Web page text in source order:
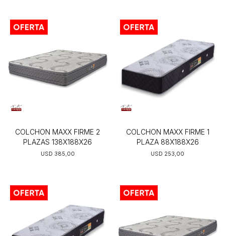
COLCHON MAXX FIRME 2
PLAZAS 138X188X26
USD 385,00
COLCHON MAXX FIRME 1
PLAZA 88X188X26
USD 253,00